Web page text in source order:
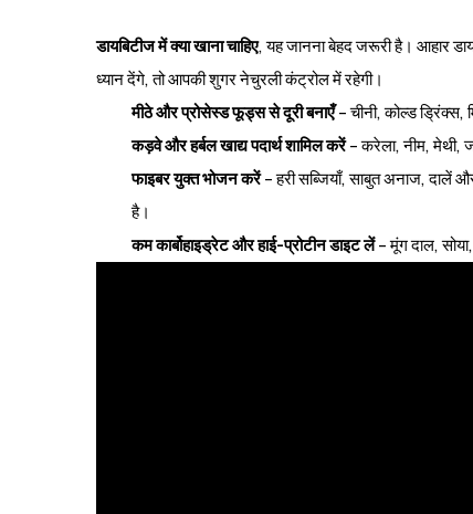
डायबिटीज में क्या खाना चाहिए, यह जानना बेहद जरूरी है। आहार
ध्यान देंगे, तो आपकी शुगर नेचुरली कंट्रोल में रहेगी।
मीठे और प्रोसेस्ड फूड्स से दूरी बनाएँ– चीनी, कोल्ड
कड़वे और हर्बल खाद्य पदार्थ शामिल करें– करेला, नीम, मेथी,
फाइबर युक्त भोजन करें– हरी सब्जियाँ, साबुत अनाज, दालें
है।
कम कार्बोहाइड्रेट और हाई-प्रोटीन डाइट लें– मूंग दाल,